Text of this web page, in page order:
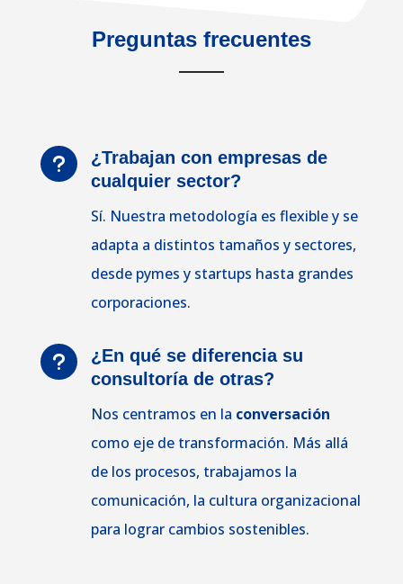
Preguntas frecuentes
u
¿Trabajan con empresas de
cualquier sector?
Sí. Nuestra metodología es flexible y se
adapta a distintos tamaños y sectores,
desde pymes y startups hasta grandes
corporaciones.
u
¿En qué se diferencia su
consultoría de otras?
Nos centramos en la conversación
como eje de transformación. Más allá
de los procesos, trabajamos la
comunicación, la cultura organizacional
para lograr cambios sostenibles.